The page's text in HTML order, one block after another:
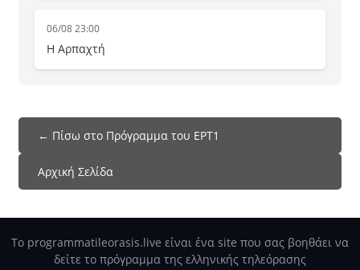
06/08 23:00
Η Αρπαχτή
← Πίσω στο Πρόγραμμα του ΕΡΤ1
Αρχική Σελίδα
Το programmatileorasis.live είναι ένα site που σας βοηθάει να
δείτε το πρόγραμμα της ελληνικής τηλεόρασης